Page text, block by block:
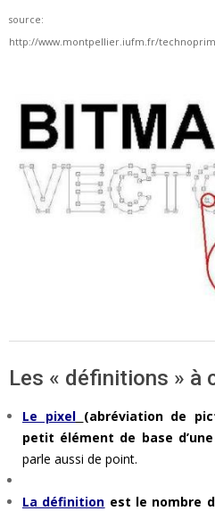
source:
http://www.montpellier.iufm.fr/
Les « définitions » à
Le pixel (abréviation de
petit élément de base
parle aussi de point.
La définition est le nombre